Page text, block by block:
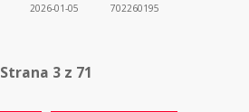
2026-01-05 702260195
Strana 3 z 71